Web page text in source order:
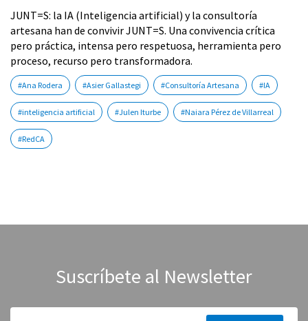
JUNT=S: la IA (Inteligencia artificial) y la consultoría
artesana han de convivir JUNT=S. Una convivencia crítica
pero práctica, intensa pero respetuosa, herramienta pero
proceso, recurso pero transformadora.
#Ana Rodera #Asier Gallastegi #Consultoría Artesana #IA
#inteligencia artificial #Julen Iturbe #Naiara Pérez de Villarreal
#RedCA
Suscríbete al Newsletter